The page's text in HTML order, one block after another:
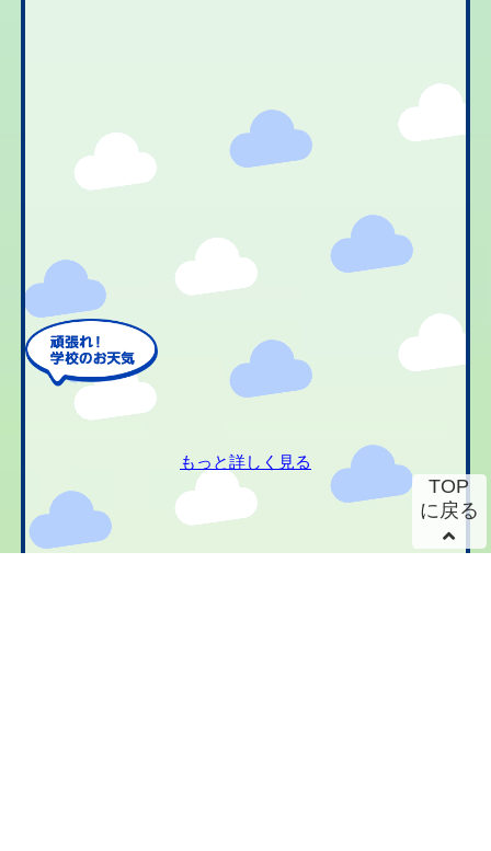
もっと詳しく見る
TOP
に戻る